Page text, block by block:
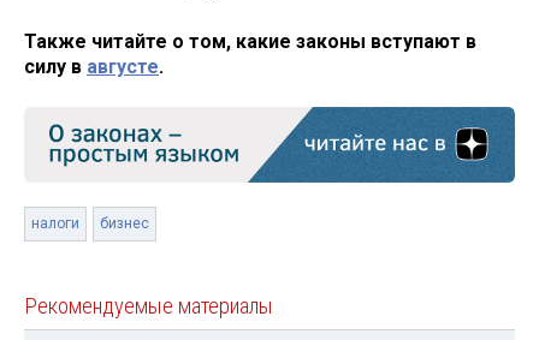
Также читайте о том, какие законы вступают в
силу в августе.
налоги бизнес
Рекомендуемые материалы